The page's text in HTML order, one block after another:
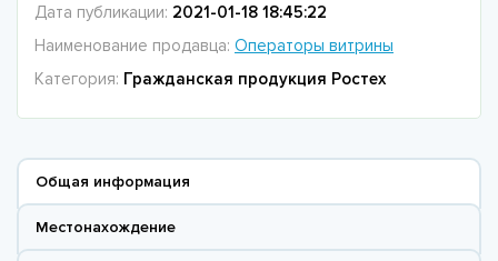
Дата публикации: 2021-01-18 18:45:22
Наименование продавца: Операторы витрины
Категория: Гражданская продукция Ростех
Общая информация
Местонахождение